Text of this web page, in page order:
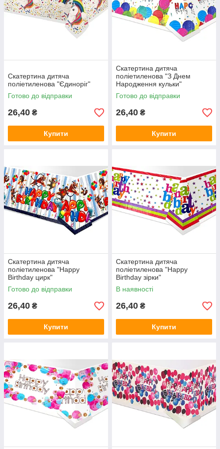
Скатертина дитяча
поліетиленова "Єдиноріг"
Готово до відправки
26,40 ₴
Купити
Скатертина дитяча
поліетиленова "З Днем
Народження кульки"
Готово до відправки
26,40 ₴
Купити
Скатертина дитяча
поліетиленова "Happy
Birthday цирк"
Готово до відправки
26,40 ₴
Купити
Скатертина дитяча
поліетиленова "Happy
Birthday зірки"
В наявності
26,40 ₴
Купити